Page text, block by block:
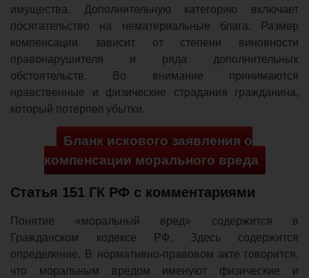
имущества. Дополнительную категорию включает
посягательство на нематериальные блага. Размер
компенсации зависит от степени виновности
правонарушителя и ряда дополнительных
обстоятельств. Во внимание принимаются
нравственные и физические страдания гражданина,
который потерпел убытки.
Бланк искового заявления о
компенсации морального вреда
Статья 151 ГК РФ с комментариями
Понятие «моральный вред» содержится в
Гражданском кодексе РФ. Здесь содержится
определение. В нормативно-правовом акте говорится,
что моральным вредом именуют физические и